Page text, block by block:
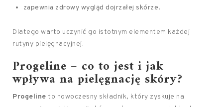
zapewnia zdrowy wygląd dojrzałej skórze.
Dlatego warto uczynić go istotnym elementem każdej
rutyny pielęgnacyjnej.
Progeline – co to jest i jak
wpływa na pielęgnację skóry?
Progeline to nowoczesny składnik, który zyskuje na